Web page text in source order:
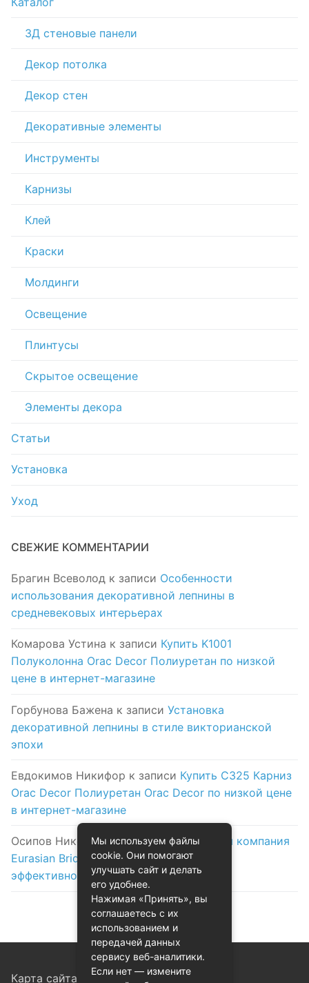
3Д стеновые панели
Декор потолка
Декор стен
Декоративные элементы
Инструменты
Карнизы
Клей
Краски
Молдинги
Освещение
Плинтусы
Скрытое освещение
Элементы декора
Статьи
Установка
Уход
СВЕЖИЕ КОММЕНТАРИИ
Брагин Всеволод к записи Особенности
использования декоративной лепнины в
средневековых интерьерах
Комарова Устина к записи Купить K1001
Полуколонна Orac Decor Полиуретан по низкой
цене в интернет-магазине
Горбунова Бажена к записи Установка
декоративной лепнины в стиле викторианской
эпохи
Евдокимов Никифор к записи Купить C325 Карниз
Orac Decor Полиуретан Orac Decor по низкой цене
в интернет-магазине
Осипов Николак записиЛогистическая компания
Eurasian Bridge в Астане: надежность и
эффективность на первом месте
Карта сайта
Мы используем файлы
cookie. Они помогают
улучшать сайт и делать
его удобнее.
Нажимая «Принять», вы
соглашаетесь с их
использованием и
передачей данных
сервису веб-аналитики.
Если нет — измените